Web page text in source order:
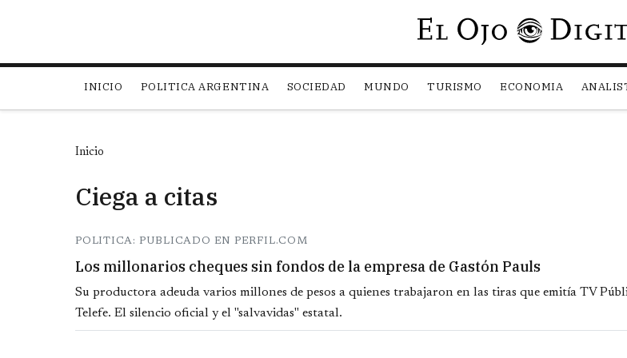
Pasar al
INICIO POLITICA ARGENTINA SOCIEDAD MUNDO TURISMO ECONOMIA
Inicio
Ciega a citas
POLITICA: PUBLICADO EN PERFIL.COM
Los millonarios cheques sin fondos de la empresa de Gastón Pauls
Su productora adeuda varios millones de pesos a quienes trabajaron en las tiras que emitía TV
Telefe. El silencio oficial y el "salvavidas" estatal.